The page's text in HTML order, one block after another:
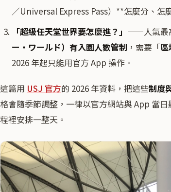
／Universal Express Pass）**怎麼分、怎
「超級任天堂世界要怎麼進？」 ——人氣最
ー・ワールド） 有入園人數管制 ，需要「
2026 年起只能用官方 App 操作。
這篇用 USJ 官方的 2026 年資料，把這些制度
格會隨季節調整，一律以官方網站與 App 當
程裡安排一整天。